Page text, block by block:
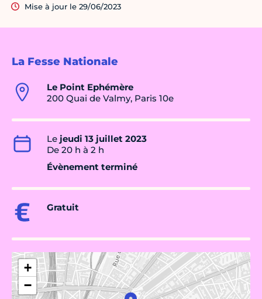
La Fesse Nationale
Le Point Ephémère
200 Quai de Valmy, Paris 10e
Le jeudi 13 juillet 2023
De 20 h à 2 h
Évènement terminé
Gratuit
+
−
Mise à jour le 29/06/2023